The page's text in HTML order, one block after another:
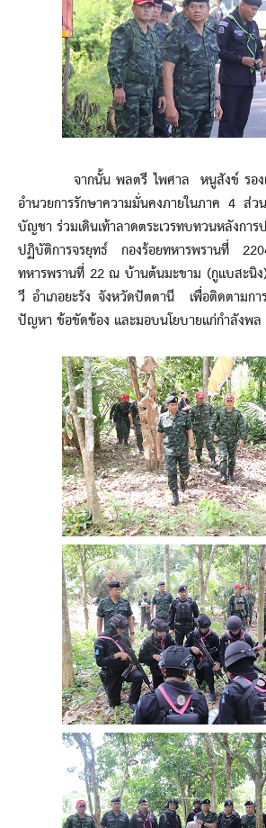
จากนั้น พลตรี ไพศาล หนูสังข์ รองแ
อำนวยการรักษาความมั่นคงภายในภาค 4 ส่
บัญชา ร่วมเดินเท้าลาดตระเวรทบทวนหลังกา
ปฏิบัติการจรยุทธ์ กองร้อยทหารพรานที่
ทหารพรานที่ 22 ณ บ้านต้นมะขาม (กูแบสะนิ
วี อำเภอยะรัง จังหวัดปัตตานี เพื่อติดตามก
ปัญหา ข้อขัดข้อง และมอบนโยบายแก่กำลังพล